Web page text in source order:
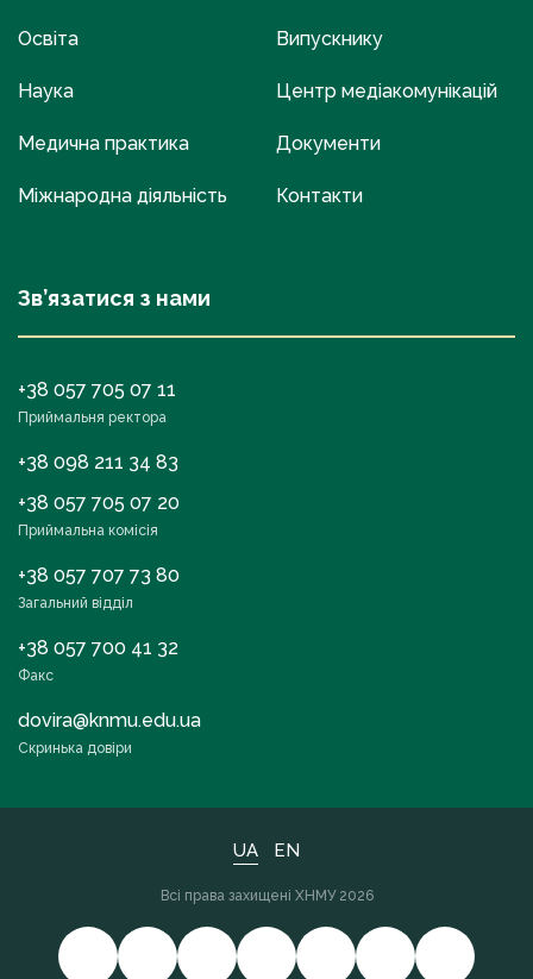
Освіта
Наука
Медична практика
Міжнародна діяльність
Випускнику
Центр медіакомунікацій
Документи
Контакти
Зв’язатися з нами
+38 057 705 07 11
Приймальня ректора
+38 098 211 34 83
+38 057 705 07 20
Приймальна комісія
+38 057 707 73 80
Загальний відділ
+38 057 700 41 32
Факс
dovira@knmu.edu.ua
Скринька довіри
UA EN
Всі права захищені ХНМУ 2026